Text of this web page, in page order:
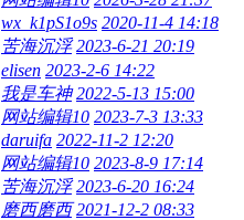
wx_k1pS1o9s 2020-11-4 14:18
苦海沉浮 2023-6-21 20:19
elisen 2023-2-6 14:22
我是车神 2022-5-13 15:00
网站编辑10 2023-7-3 13:33
daruifa 2022-11-2 12:20
网站编辑10 2023-8-9 17:14
苦海沉浮 2023-6-20 16:24
磨西磨西 2021-12-2 08:33